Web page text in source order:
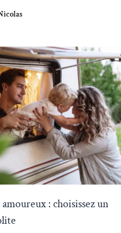
: choisissez un